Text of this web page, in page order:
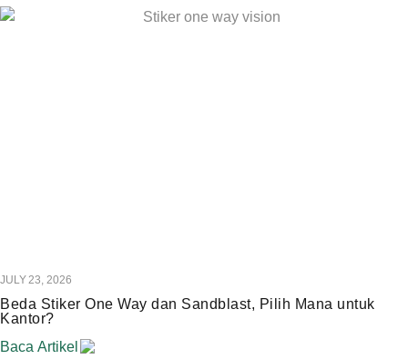
JULY 23, 2026
Beda Stiker One Way dan Sandblast, Pilih Mana untuk
Kantor?
Baca Artikel